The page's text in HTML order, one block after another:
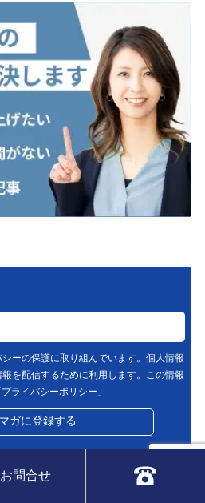
ーの保護に取り組んでいます。個人情報
を配信するために利用します。この情報
プライバシーポリシー 」
お問合せ